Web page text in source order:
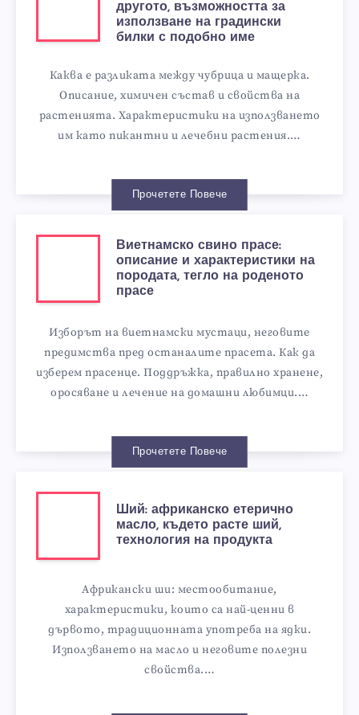
другото, възможността за
използване на градински
билки с подобно име
Каква е разликата между чубрица и мащерка.
Описание, химичен състав и свойства на
растенията. Характеристики на използването
им като пикантни и лечебни растения.…
Прочетете Повече
Виетнамско свино прасе:
описание и характеристики на
породата, тегло на роденото
прасе
Изборът на виетнамски мустаци, неговите
предимства пред останалите прасета. Как да
изберем прасенце. Поддръжка, правилно хранене,
оросяване и лечение на домашни любимци.…
Прочетете Повече
Ший: африканско етерично
масло, където расте ший,
технология на продукта
Африкански ши: местообитание,
характеристики, които са най-ценни в
дървото, традиционната употреба на ядки.
Използването на масло и неговите полезни
свойства.…